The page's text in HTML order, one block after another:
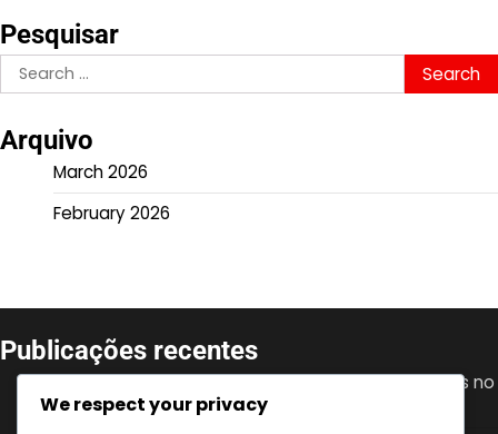
Pesquisar
Search
for:
Arquivo
March 2026
February 2026
Publicações recentes
Granit Xhaka: Desenvolvimento juvenil, Conquistas no
clube, Papel de liderança
We respect your privacy